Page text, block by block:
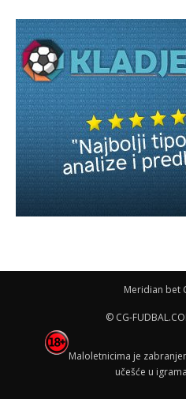
Meridian bet
© CG-
Maloletnicima je
učešće u